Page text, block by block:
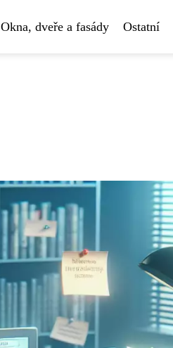
Okna, dveře a fasády Ostatní